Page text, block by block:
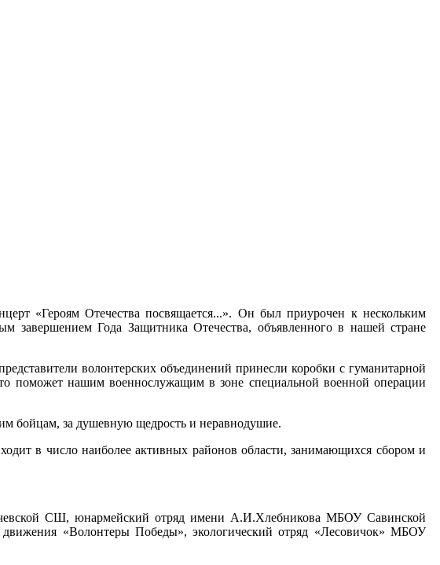
«Героям Отечества посвящается...». Он был приурочен к нескольким
Года Защитника Отечества, объявленного в нашей стране
волонтерских объединений принесли коробки с гуманитарной
поможет нашим военнослужащим в зоне специальной военной операции
бойцам, за душевную щедрость и неравнодушие.
в число наиболее активных районов области, занимающихся сбором и
СШ, юнармейский отряд имени А.И.Хлебникова МБОУ Савинской
«Волонтеры Победы», экологический отряд «Лесовичок» МБОУ